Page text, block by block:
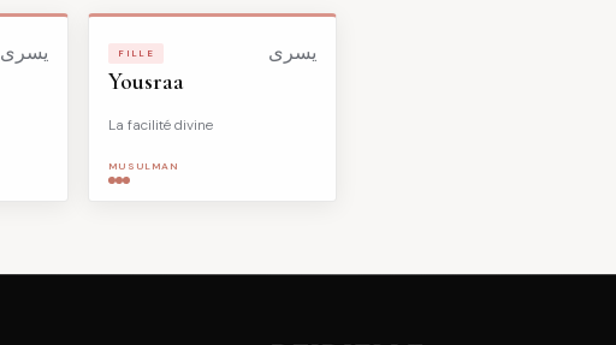
يسرى FILLE يسرى
Yousraa
La facilité divine
MUSULMAN